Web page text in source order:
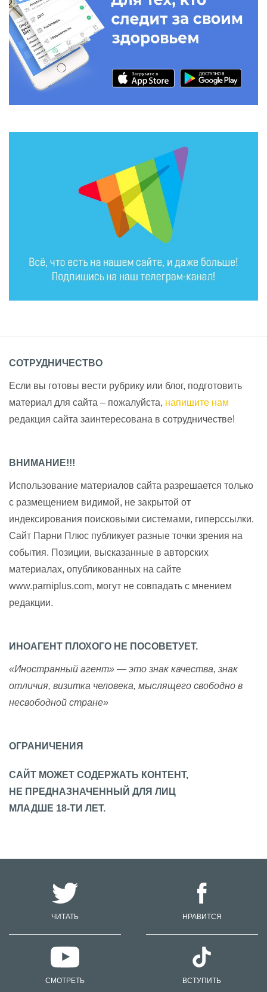
СОТРУДНИЧЕСТВО
Если вы готовы вести рубрику или блог, подготовить
материал для сайта – пожалуйста, напишите нам
редакция сайта заинтересована в сотрудничестве!
ВНИМАНИЕ!!!
Использование материалов сайта разрешается только
с размещением видимой, не закрытой от
индексирования поисковыми системами, гиперссылки.
Сайт Парни Плюс публикует разные точки зрения на
события. Позиции, высказанные в авторских
материалах, опубликованных на сайте
www.parniplus.com, могут не совпадать с мнением
редакции.
ИНОАГЕНТ ПЛОХОГО НЕ ПОСОВЕТУЕТ.
«Иностранный агент» — это знак качества, знак
отличия, визитка человека, мыслящего свободно в
несвободной стране»
ОГРАНИЧЕНИЯ
САЙТ МОЖЕТ СОДЕРЖАТЬ КОНТЕНТ,
НЕ ПРЕДНАЗНАЧЕННЫЙ ДЛЯ ЛИЦ
МЛАДШЕ 18-ТИ ЛЕТ.
ЧИТАТЬ НРАВИТСЯ
СМОТРЕТЬ ВСТУПИТЬ